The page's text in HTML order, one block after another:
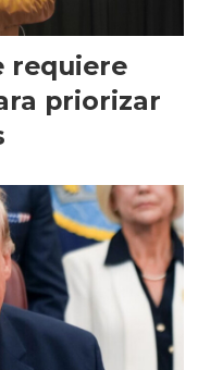
requiere
priorizar